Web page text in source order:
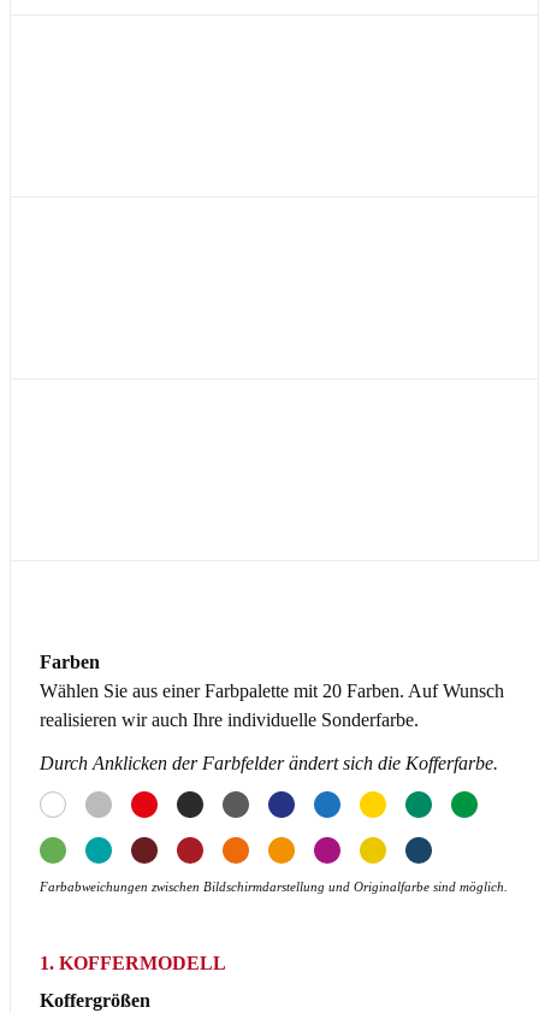
Farben
Wählen Sie aus einer Farbpalette mit 20 Farben. Auf Wunsch
realisieren wir auch Ihre individuelle Sonderfarbe.
Durch Anklicken der Farbfelder ändert sich die Kofferfarbe.
Farbabweichungen zwischen Bildschirmdarstellung und Originalfarbe sind möglich.
1. KOFFERMODELL
Koffergrößen